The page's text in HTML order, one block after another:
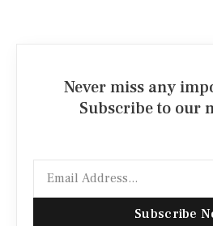
Never miss any
Subscribe to our
Subscribe